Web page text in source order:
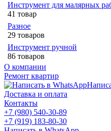
Инструмент для малярных
41 товар
Разное
29 товаров
Инструмент ручной
86 товаров
О компании
Ремонт квартир
Доставка и оплата
Контакты
+7 (980) 540-30-89
+7 (919) 183-80-30